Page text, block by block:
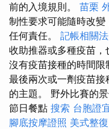
前的入境規則。 苗栗
制性要求可能隨時改
任何責任。 記帳相關
收助推器或多種疫苗，
沒有疫苗接種的時間限
最後兩次或一劑疫苗接
的主題。 野外比賽的
節日餐點 搜索 台胞證
腳底按摩證照 美式整復